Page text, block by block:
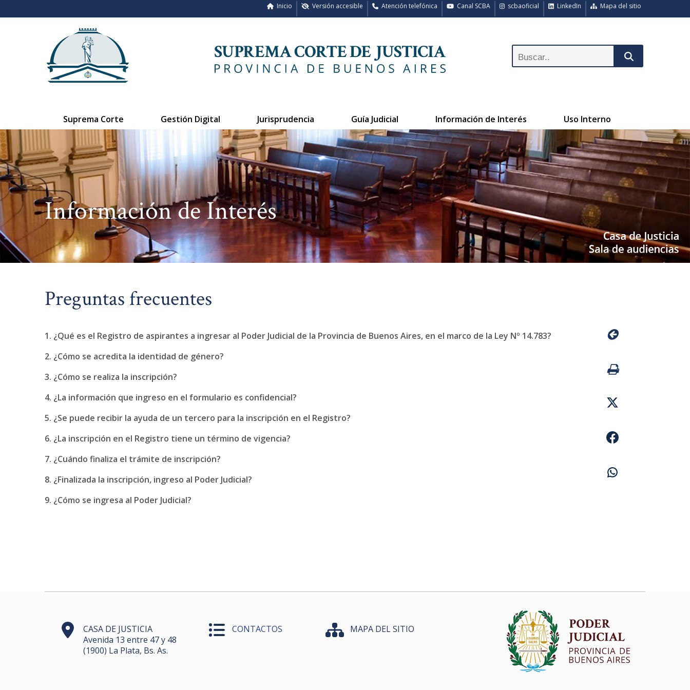
Mapa del sitio
LinkedIn
scbaoficial
Canal SCBA
Atención telefónica
Versión accesible
Inicio
Suprema Corte Gestión Digital Jurisprudencia Guía Judicial Información de Interés Uso Interno
Información de Interés
Preguntas frecuentes
1. ¿Qué es el Registro de aspirantes a ingresar al Poder Judicial de la Provincia de Buenos Aires, en el marco de la Ley Nº 14.783?
2. ¿Cómo se acredita la identidad de género?
3. ¿Cómo se realiza la inscripción?
4. ¿La información que ingreso en el formulario es confidencial?
5. ¿Se puede recibir la ayuda de un tercero para la inscripción en el Registro?
6. ¿La inscripción en el Registro tiene un término de vigencia?
7. ¿Cuándo finaliza el trámite de inscripción?
8. ¿Finalizada la inscripción, ingreso al Poder Judicial?
9. ¿Cómo se ingresa al Poder Judicial?
CASA DE JUSTICIA
Avenida 13 entre 47 y 48
(1900) La Plata, Bs. As.
CONTACTOS MAPA DEL SITIO